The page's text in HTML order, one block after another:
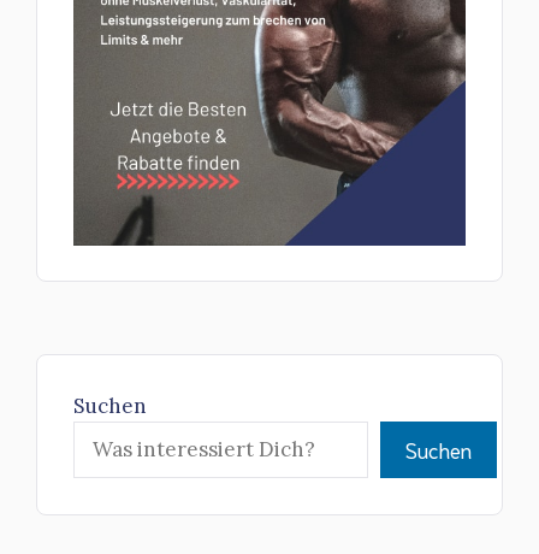
Suchen
Suchen